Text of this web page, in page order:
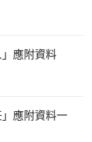
應附資料
應附資料一